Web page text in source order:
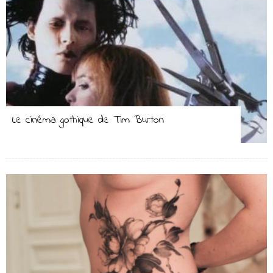
Le cinéma gothique de Tim Burton